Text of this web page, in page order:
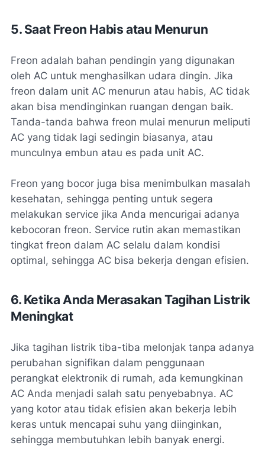
5. Saat Freon Habis atau Menurun
Freon adalah bahan pendingin yang digunakan
oleh AC untuk menghasilkan udara dingin. Jika
freon dalam unit AC menurun atau habis, AC tidak
akan bisa mendinginkan ruangan dengan baik.
Tanda-tanda bahwa freon mulai menurun meliputi
AC yang tidak lagi sedingin biasanya, atau
munculnya embun atau es pada unit AC.
Freon yang bocor juga bisa menimbulkan masalah
kesehatan, sehingga penting untuk segera
melakukan service jika Anda mencurigai adanya
kebocoran freon. Service rutin akan memastikan
tingkat freon dalam AC selalu dalam kondisi
optimal, sehingga AC bisa bekerja dengan efisien.
6. Ketika Anda Merasakan Tagihan Listrik
Meningkat
Jika tagihan listrik tiba-tiba melonjak tanpa adanya
perubahan signifikan dalam penggunaan
perangkat elektronik di rumah, ada kemungkinan
AC Anda menjadi salah satu penyebabnya. AC
yang kotor atau tidak efisien akan bekerja lebih
keras untuk mencapai suhu yang diinginkan,
sehingga membutuhkan lebih banyak energi.